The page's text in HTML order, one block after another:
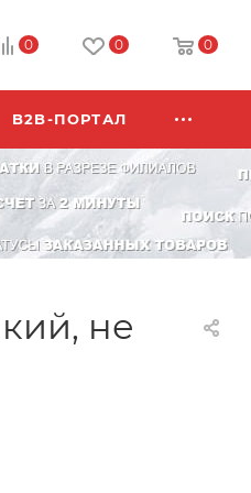
0 0 0
B2B-ПОРТАЛ
не